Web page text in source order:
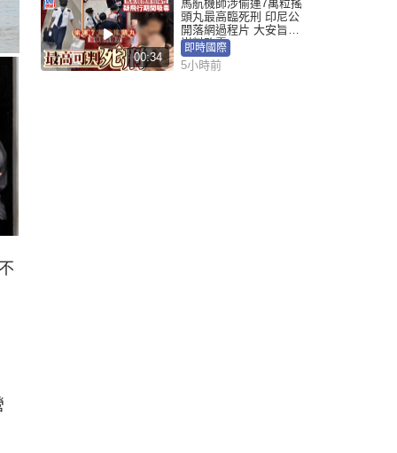
00:34
馬航機師涉偷運7萬粒搖
頭丸最高臨死刑 印尼公
開落網過程片 大安旨意
豈料敗露
即時國際
5小時前